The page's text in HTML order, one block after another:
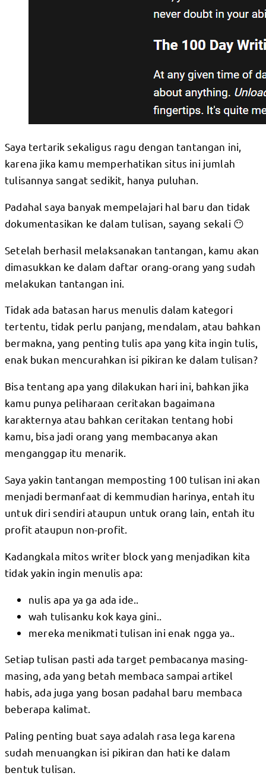
Saya tertarik sekaligus ragu dengan tantangan ini,
karena jika kamu memperhatikan situs ini jumlah
tulisannya sangat sedikit, hanya puluhan.
Padahal saya banyak mempelajari hal baru dan tidak
dokumentasikan ke dalam tulisan, sayang sekali 😶
Setelah berhasil melaksanakan tantangan, kamu akan
dimasukkan ke dalam daftar orang-orang yang sudah
melakukan tantangan ini.
Tidak ada batasan harus menulis dalam kategori
tertentu, tidak perlu panjang, mendalam, atau bahkan
bermakna, yang penting tulis apa yang kita ingin tulis,
enak bukan mencurahkan isi pikiran ke dalam tulisan?
Bisa tentang apa yang dilakukan hari ini, bahkan jika
kamu punya peliharaan ceritakan bagaimana
karakternya atau bahkan ceritakan tentang hobi
kamu, bisa jadi orang yang membacanya akan
menganggap itu menarik.
Saya yakin tantangan memposting 100 tulisan ini akan
menjadi bermanfaat di kemmudian harinya, entah itu
untuk diri sendiri ataupun untuk orang lain, entah itu
profit ataupun non-profit.
Kadangkala mitos writer block yang menjadikan kita
tidak yakin ingin menulis apa:
nulis apa ya ga ada ide..
wah tulisanku kok kaya gini..
mereka menikmati tulisan ini enak ngga ya..
Setiap tulisan pasti ada target pembacanya masing-
masing, ada yang betah membaca sampai artikel
habis, ada juga yang bosan padahal baru membaca
beberapa kalimat.
Paling penting buat saya adalah rasa lega karena
sudah menuangkan isi pikiran dan hati ke dalam
bentuk tulisan.